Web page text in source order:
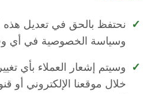
نحتفظ بالحق في تعديل هذه
وسياسة الخصوصية في أي
وسيتم إشعار العملاء بأي
خلال موقعنا الإلكتروني أو